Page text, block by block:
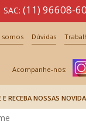
SAC: (11) 96608-
somos Dúvidas
E RECEBA NOSSAS